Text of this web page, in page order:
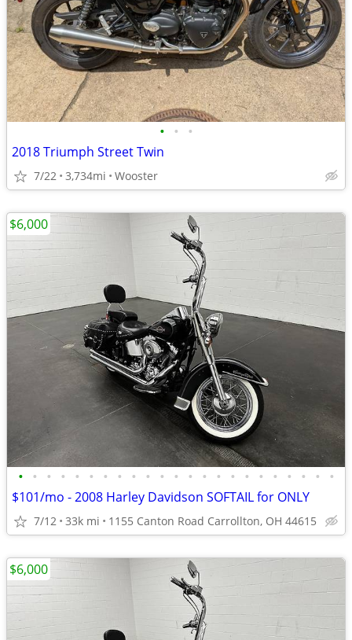
• • •
2018 Triumph Street Twin
7/22 3,734mi Wooster
• • • • • • • • • • • • • • • • • • • • • • •
$101/mo - 2008 Harley Davidson SOFTAIL for ONLY
7/12 33k mi 1155 Canton Road Carrollton, OH 44615
$6,000
$6,000